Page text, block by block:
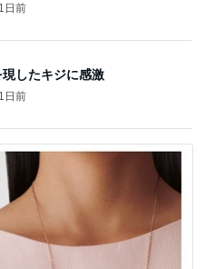
1日前
したキジに感激
1日前